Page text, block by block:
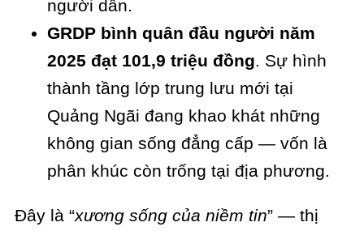
người dân.
GRDP bình quân đầu người năm
2025 đạt 101,9 triệu đồng. Sự hình
thành tầng lớp trung lưu mới tại
Quảng Ngãi đang khao khát những
không gian sống đẳng cấp — vốn là
phân khúc còn trống tại địa phương.
Đây là “xương sống của niềm tin” — thị